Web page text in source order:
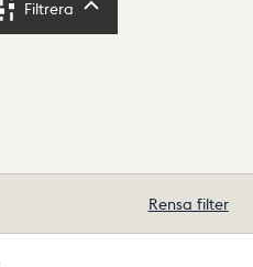
Filtrera
Rensa filter